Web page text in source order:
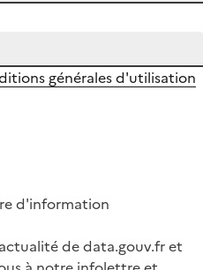
générales d'utilisation
d'information
de data.gouv.fr et